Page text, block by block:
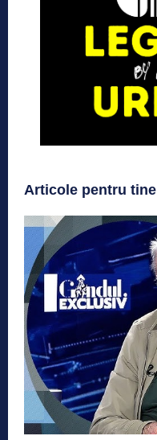
Articole pentru tine